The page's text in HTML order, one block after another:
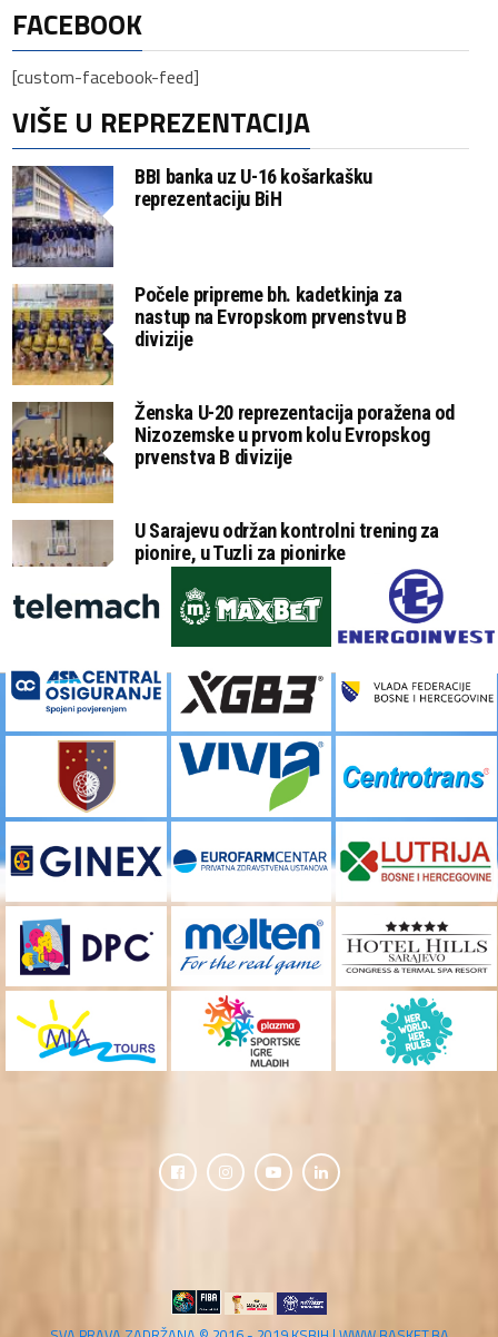
FACEBOOK
[custom-facebook-feed]
VIŠE U REPREZENTACIJA
BBI banka uz U-16 košarkašku
reprezentaciju BiH
Počele pripreme bh. kadetkinja za
nastup na Evropskom prvenstvu B
divizije
Ženska U-20 reprezentacija poražena od
Nizozemske u prvom kolu Evropskog
prvenstva B divizije
U Sarajevu održan kontrolni trening za
pionire, u Tuzli za pionirke